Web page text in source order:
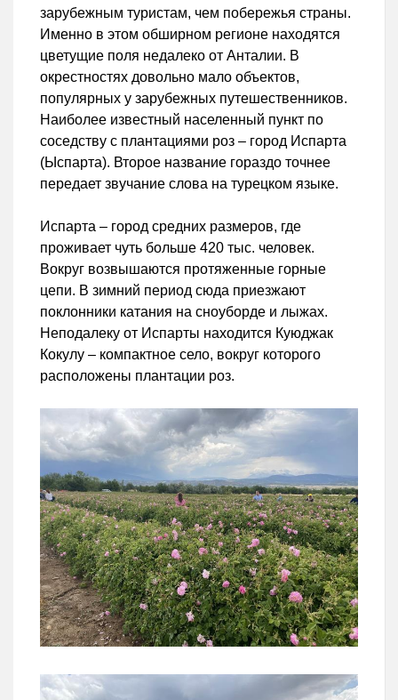
зарубежным туристам, чем побережья страны.
Именно в этом обширном регионе находятся
цветущие поля недалеко от Анталии. В
окрестностях довольно мало объектов,
популярных у зарубежных путешественников.
Наиболее известный населенный пункт по
соседству с плантациями роз – город Испарта
(Ыспарта). Второе название гораздо точнее
передает звучание слова на турецком языке.
Испарта – город средних размеров, где
проживает чуть больше 420 тыс. человек.
Вокруг возвышаются протяженные горные
цепи. В зимний период сюда приезжают
поклонники катания на сноуборде и лыжах.
Неподалеку от Испарты находится Куюджак
Кокулу – компактное село, вокруг которого
расположены плантации роз.